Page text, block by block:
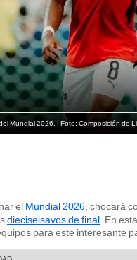
Mundial 2026. | Foto: Composición de
el Mundial 2026 , chocará
dieciseisavos de final . En
para este interesante